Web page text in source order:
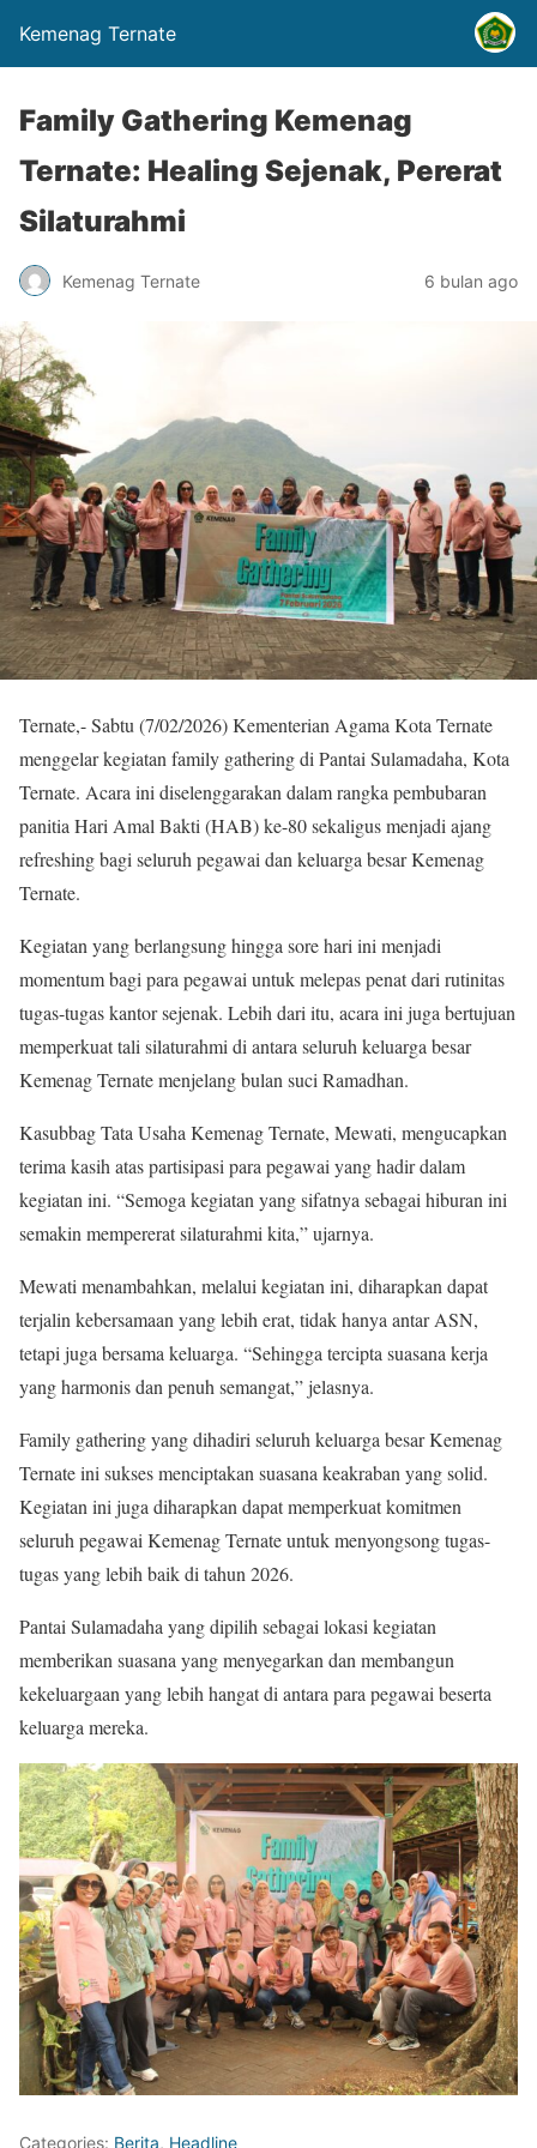
Kemenag Ternate
Family Gathering Kemenag
Ternate: Healing Sejenak, Pererat
Silaturahmi
Kemenag Ternate 6 bulan ago
Ternate,- Sabtu (7/02/2026) Kementerian Agama Kota Ternate
menggelar kegiatan family gathering di Pantai Sulamadaha, Kota
Ternate. Acara ini diselenggarakan dalam rangka pembubaran
panitia Hari Amal Bakti (HAB) ke-80 sekaligus menjadi ajang
refreshing bagi seluruh pegawai dan keluarga besar Kemenag
Ternate.
Kegiatan yang berlangsung hingga sore hari ini menjadi
momentum bagi para pegawai untuk melepas penat dari rutinitas
tugas-tugas kantor sejenak. Lebih dari itu, acara ini juga bertujuan
memperkuat tali silaturahmi di antara seluruh keluarga besar
Kemenag Ternate menjelang bulan suci Ramadhan.
Kasubbag Tata Usaha Kemenag Ternate, Mewati, mengucapkan
terima kasih atas partisipasi para pegawai yang hadir dalam
kegiatan ini. “Semoga kegiatan yang sifatnya sebagai hiburan ini
semakin mempererat silaturahmi kita,” ujarnya.
Mewati menambahkan, melalui kegiatan ini, diharapkan dapat
terjalin kebersamaan yang lebih erat, tidak hanya antar ASN,
tetapi juga bersama keluarga. “Sehingga tercipta suasana kerja
yang harmonis dan penuh semangat,” jelasnya.
Family gathering yang dihadiri seluruh keluarga besar Kemenag
Ternate ini sukses menciptakan suasana keakraban yang solid.
Kegiatan ini juga diharapkan dapat memperkuat komitmen
seluruh pegawai Kemenag Ternate untuk menyongsong tugas-
tugas yang lebih baik di tahun 2026.
Pantai Sulamadaha yang dipilih sebagai lokasi kegiatan
memberikan suasana yang menyegarkan dan membangun
kekeluargaan yang lebih hangat di antara para pegawai beserta
keluarga mereka.
Categories: Berita, Headline